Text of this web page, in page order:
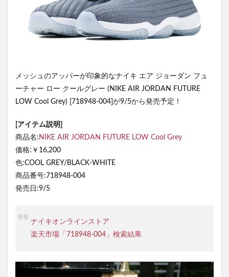
メッシュのアッパーが印象的なナイキ エア ジョーダン フュ
ーチャー ロー クールグレー (NIKE AIR JORDAN FUTURE
LOW Cool Grey) [718948-004]が9/5から発売予定！
[アイテム説明]
商品名: NIKE AIR JORDAN FUTURE LOW Cool Grey
価格:￥16,200
色:COOL GREY/BLACK-WHITE
商品番号:718948-004
発売日:9/5
ナイキオンラインストア
楽天市場「718948-004」検索結果